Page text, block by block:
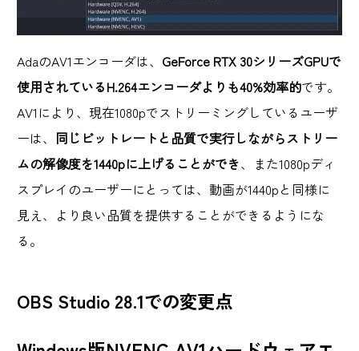
AdaのAV1エンコーダは、 GeForce RTX 30シリーズGPUで
使用されているH.264エンコーダよりも40%効率的です。
AV1により、現在1080pでストリーミングしているユーザ
ーは、 同じビットレートと品質で実行しながらストリー
ムの解像度を1440pに上げることができ、また1080pディ
スプレイのユーザーにとっては、動画が1440pと同様に
見え、より良い品質を提供することができるようにな
る。
OBS Studio 28.1での変更点